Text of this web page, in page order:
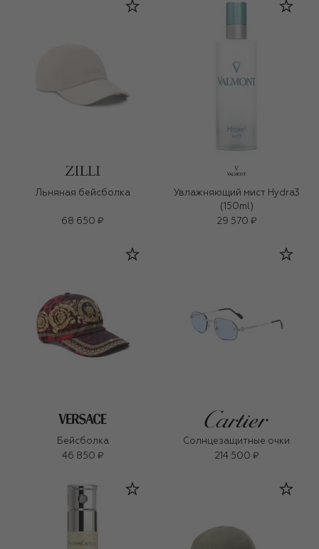
Льняная бейсболка
68 650 ₽
Увлажняющий мист Hydra3
(150ml)
29 570 ₽
Бейсболка
46 850 ₽
Солнцезащитные очки
214 500 ₽